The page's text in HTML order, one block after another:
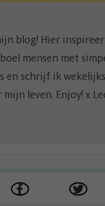
blog! Hier
mensen met
en schrijf ik
leven. Enjoy! x